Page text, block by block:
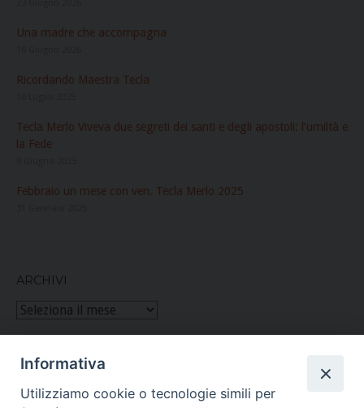
Una madre che accompagna
Ricordando Maestra Tecla
Tecla Merlo Viveva due segreti dei santi e degli apostoli: l’umiltà e
la Fede
Febbraio un mese con ven. Tecla Merlo 2025
ARCHIVI
Archivi
Informativa
Utilizziamo cookie o tecnologie simili per